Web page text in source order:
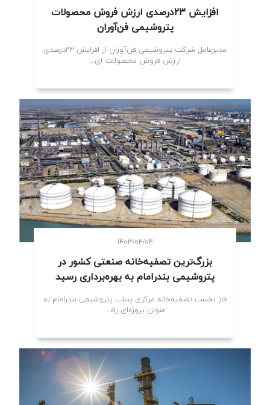
افزایش ۲۳درصدی ارزش فروش محصولات
پتروشیمی فن‌آوران
مدیرعامل شرکت پتروشیمی فن‌آوران از افزایش ۲۳درصدی
ارزش فروش محصولات ای...
۱۴۰۳/۰۴/۰۴
بزرگ‌ترین تصفیه‌خانه صنعتی کشور در
پتروشیمی بندرامام به بهره‌برداری رسید
فاز نخست تصفیه‌خانه مرکزی پساب پتروشیمی بندرامام به
عنوان پروژه‌ای راه...